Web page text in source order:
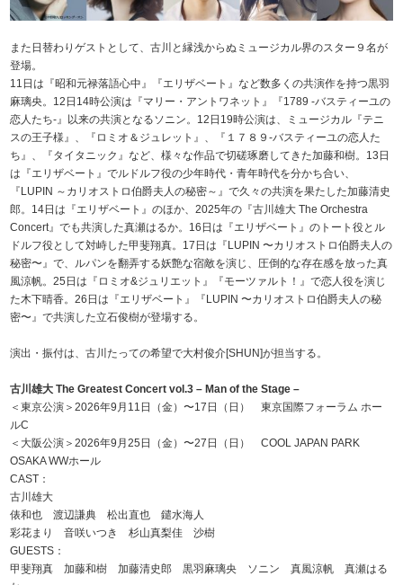
また日替わりゲストとして、古川と縁浅からぬミュージカル界のスター９名が
登場。
11日は『昭和元禄落語心中』『エリザベート』など数多くの共演作を持つ黒羽
麻璃央。12日14時公演は『マリー・アントワネット』『1789 -バスティーユの
恋人たち-』以来の共演となるソニン。12日19時公演は、ミュージカル『テニ
スの王子様』、『ロミオ＆ジュレット』、『１７８９-バスティーユの恋人た
ち』、『タイタニック』など、様々な作品で切磋琢磨してきた加藤和樹。13日
は『エリザベート』でルドルフ役の少年時代・青年時代を分かち合い、
『LUPIN ～カリオストロ伯爵夫人の秘密～』で久々の共演を果たした加藤清史
郎。14日は『エリザベート』のほか、2025年の『古川雄大 The Orchestra
Concert』でも共演した真瀬はるか。16日は『エリザベート』のトート役とル
ドルフ役として対峙した甲斐翔真。17日は『LUPIN 〜カリオストロ伯爵夫人の
秘密〜』で、ルパンを翻弄する妖艶な宿敵を演じ、圧倒的な存在感を放った真
風涼帆。25日は『ロミオ&ジュリエット』『モーツァルト！』で恋人役を演じ
た木下晴香。26日は『エリザベート』『LUPIN 〜カリオストロ伯爵夫人の秘
密〜』で共演した立石俊樹が登場する。
演出・振付は、古川たっての希望で大村俊介[SHUN]が担当する。
古川雄大 The Greatest Concert vol.3 – Man of the Stage –
＜東京公演＞2026年9月11日（金）〜17日（日） 東京国際フォーラム ホー
ルC
＜大阪公演＞2026年9月25日（金）〜27日（日） COOL JAPAN PARK
OSAKA WWホール
CAST：
古川雄大
俵和也 渡辺謙典 松出直也 鑓水海人
彩花まり 音咲いつき 杉山真梨佳 沙樹
GUESTS：
甲斐翔真 加藤和樹 加藤清史郎 黒羽麻璃央 ソニン 真風涼帆 真瀬はる